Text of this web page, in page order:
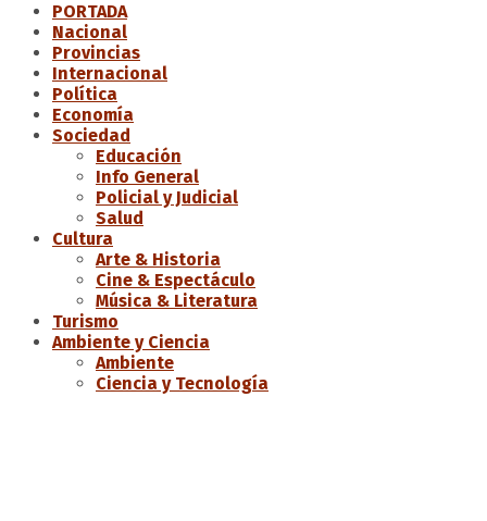
PORTADA
Nacional
Provincias
Internacional
Política
Economía
Sociedad
Educación
Info General
Policial y Judicial
Salud
Cultura
Arte & Historia
Cine & Espectáculo
Música & Literatura
Turismo
Ambiente y Ciencia
Ambiente
Ciencia y Tecnología